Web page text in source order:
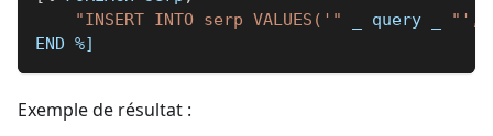
"INSERT INTO serp VALUES('"
query
"',
END %]
Exemple de résultat :